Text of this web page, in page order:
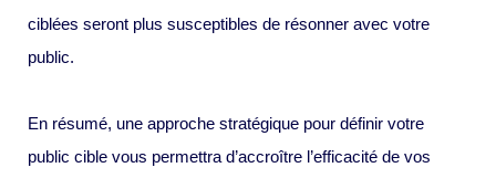
ciblées seront plus susceptibles de résonner avec votre
public.
En résumé, une approche stratégique pour définir votre
public cible vous permettra d’accroître l’efficacité de vos